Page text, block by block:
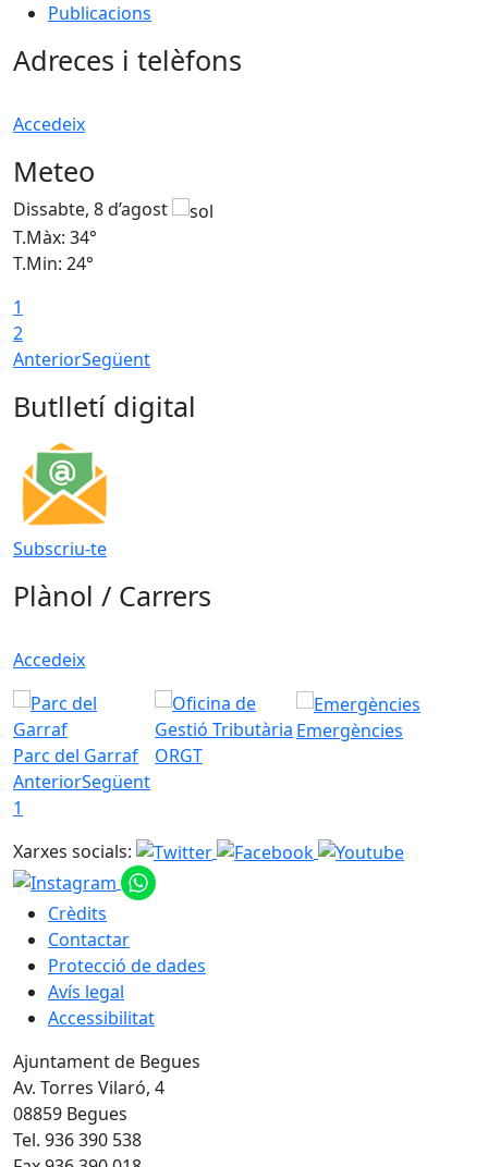
Publicacions
Adreces i telèfons
Accedeix
Meteo
Dissabte, 8 d’agost
T.Màx: 34°
T.Min: 24°
1
2
AnteriorSegüent
Butlletí digital
Subscriu-te
Plànol / Carrers
Accedeix
Parc del Garraf ORGT
Emergències
AnteriorSegüent
1
Xarxes socials:
Crèdits
Contactar
Protecció de dades
Avís legal
Accessibilitat
Ajuntament de Begues
Av. Torres Vilaró, 4
08859 Begues
Tel. 936 390 538